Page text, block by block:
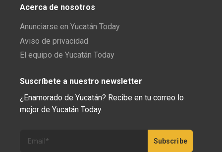
Acerca de nosotros
Anunciarse en Yucatán Today
Aviso de privacidad
El equipo de Yucatán Today
Suscríbete a nuestro newsletter
¿Enamorado de Yucatán? Recibe en tu correo lo
mejor de Yucatán Today.